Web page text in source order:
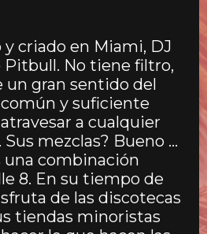
y criado en Miami, DJ
Pitbull. No tiene filtro,
gran sentido del
y suficiente
a cualquier
mezclas? Bueno …
una combinación
8. En su tiempo de
de las discotecas
tiendas minoristas